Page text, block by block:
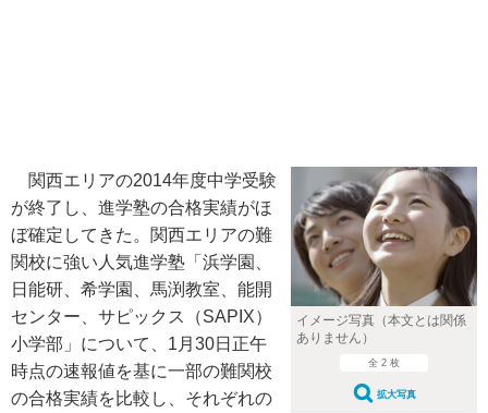
イメージ写真（本文とは関係
ありません）
全 2 枚
拡大写真
関西エリアの2014年度中学受験
が終了し、進学塾の合格実績がほ
ぼ確定してきた。関西エリアの難
関校に強い人気進学塾「浜学園、
日能研、希学園、馬渕教室、能開
センター、サピックス（SAPIX）
小学部」について、1月30日正午
時点の速報値を基に一部の難関校
の合格実績を比較し、それぞれの